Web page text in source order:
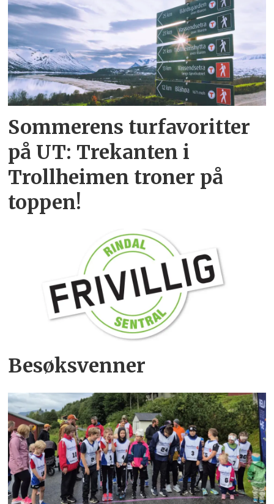
Sommerens turfavoritter
på UT: Trekanten i
Trollheimen troner på
toppen!
Besøksvenner